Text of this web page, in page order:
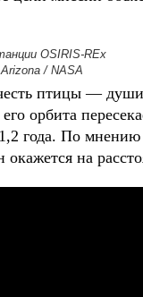
OSIRIS-REx
/ NASA
птицы — души
орбита
года. По
на